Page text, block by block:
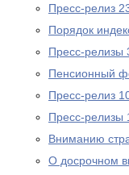
Пресс-релиз
Порядок
Пресс-релизы
Пенсионный
Пресс-релиз
Пресс-релизы
Вниманию
О досрочном